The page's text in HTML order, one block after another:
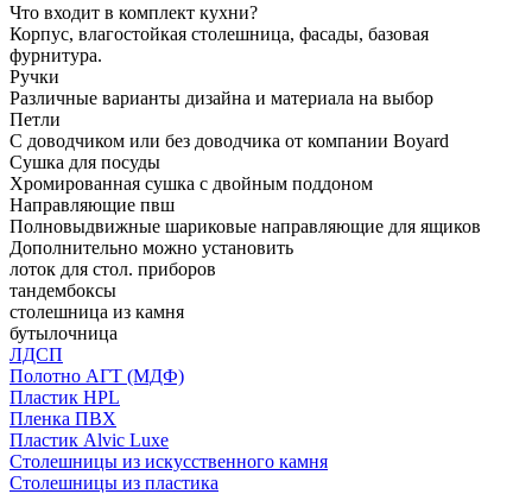
Что входит в комплект кухни?
Корпус, влагостойкая столешница, фасады, базовая
фурнитура.
Ручки
Различные варианты дизайна и материала на выбор
Петли
С доводчиком или без доводчика от компании Boyard
Сушка для посуды
Хромированная сушка с двойным поддоном
Направляющие пвш
Полновыдвижные шариковые направляющие для ящиков
Дополнительно можно установить
лоток для стол. приборов
тандембоксы
столешница из камня
бутылочница
ЛДСП
Полотно АГТ (МДФ)
Пластик HPL
Пленка ПВХ
Пластик Alvic Luxe
Столешницы из искусственного камня
Столешницы из пластика